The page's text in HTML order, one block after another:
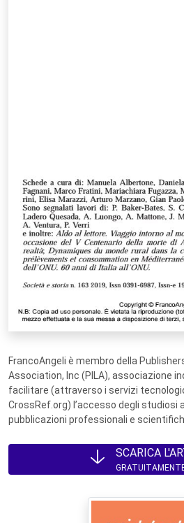
FrancoAngeli è membro della
Association, Inc (PILA), associazione
facilitare (attraverso i servizi
CrossRef.org) l’accesso degli studiosi
pubblicazioni professionali e
SCARICA